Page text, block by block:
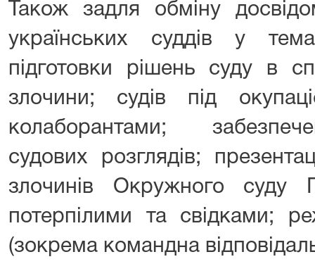
Також задля обмiну
українських суддiв у
підготовки рішень суду в
злочини; судів під
колаборантами;
судових розглядів;
злочинів Окружного суду
потерпілими та свідками;
(зокрема командна